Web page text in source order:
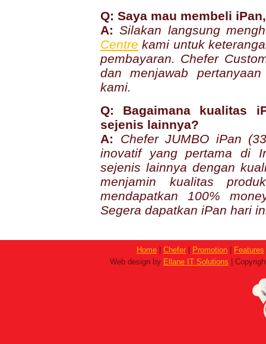
Q: Saya mau membeli
A: Silakan langsung
Centre kami untuk
pembayaran. Chefer
dan menjawab
kami.
Q: Bagaimana kualitas
sejenis lainnya?
A:
Chefer JUMBO iPan
inovatif yang pertama di
sejenis lainnya dengan
menjamin kualitas
mendapatkan 100%
Segera dapatkan iPan hari
Home Chefer Promotion Features
Web design by Ellane IT Solutions |